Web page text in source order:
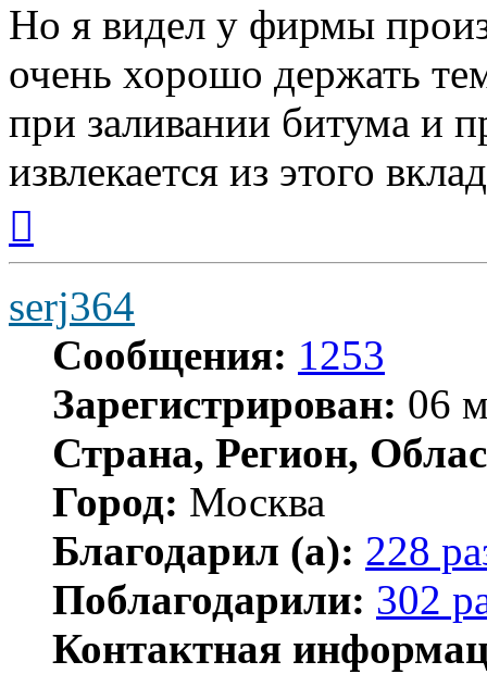
Но я видел у фирмы
очень хорошо держать
при заливании битума и
извлекается из этого
началу
serj364
Сообщения: 1253
Зарегистрирован: 06
Страна, Регион,
Город: Москва
Благодарил (а): 228
Поблагодарили: 302
Контактная